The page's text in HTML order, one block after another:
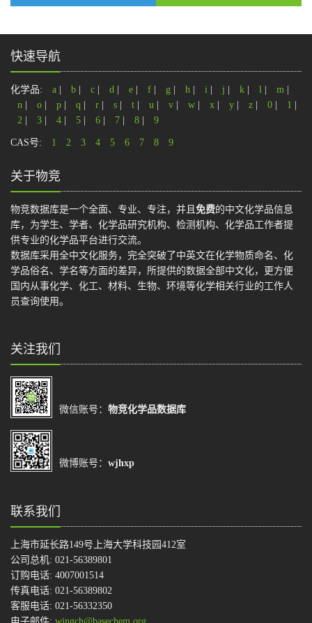
快速导航
化学品: a b c d e f g h i j k l m
n
o p q r s t u v w x y z 0 1
2
3 4 5 6 7 8 9
CAS号: 1 2 3 4 5 6 7 8 9
关于物竞
物竞数据库是一个全面、专业、专注，并且 免费的中文化学品信息
库，为学生、学者、化学品研究机构、检测机构、化学品工作者提
供专业的化学品平台进行交流。
数据库采用全中文化服务，完全突破了中英文在化学物质命名、化
学品俗名、学名等方面的差异，所提供的数据全部中文化，更方便
国内从事化学、化工、材料、生物、环境等化学相关行业的工作人
员查询使用。
关注我们
微信账号： 物竞化学品数据库
微博账号： wjhxp
联系我们
上海市延长路149号上海大学科技园412室
公司总机: 021-56389801
订购电话: 4007001514
传真电话: 021-56389802
客服电话: 021-56332350